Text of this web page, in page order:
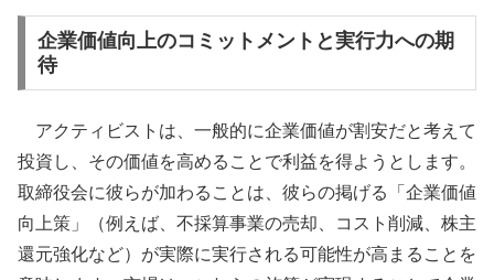
企業価値向上のコミットメントと実行力への期
待
アクティビストは、一般的に企業価値が割安だと考えて
投資し、その価値を高めることで利益を得ようとします。
取締役会に彼らが加わることは、彼らの掲げる「企業価値
向上策」（例えば、不採算事業の売却、コスト削減、株主
還元強化など）が実際に実行される可能性が高まることを